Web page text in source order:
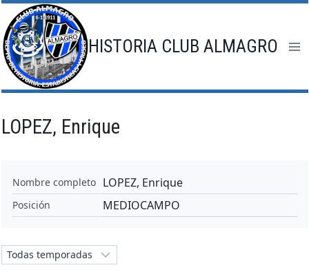
Saltar
al
contenido
HISTORIA CLUB ALMAGRO
LOPEZ, Enrique
Nombre completo LOPEZ, Enrique
Posición MEDIOCAMPO